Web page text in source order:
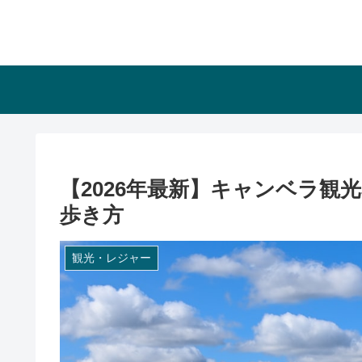
【2026年最新】キャンベラ観
歩き方
観光・レジャー